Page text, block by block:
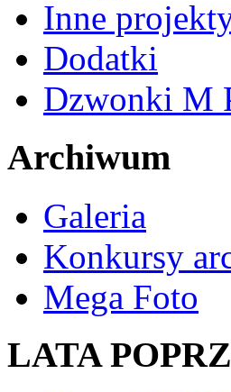
Inne
Dodatki
Dzwonki M
Archiwum
Galeria
Konkursy
Mega Foto
LATA